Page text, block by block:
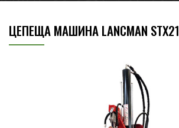
ЦЕПЕЩА МАШИНА LANCMAN STX21